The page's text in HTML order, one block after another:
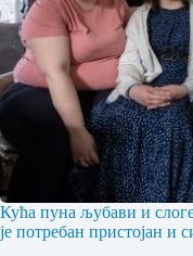
Кућа пуна љубави и
је потребан пристојан и